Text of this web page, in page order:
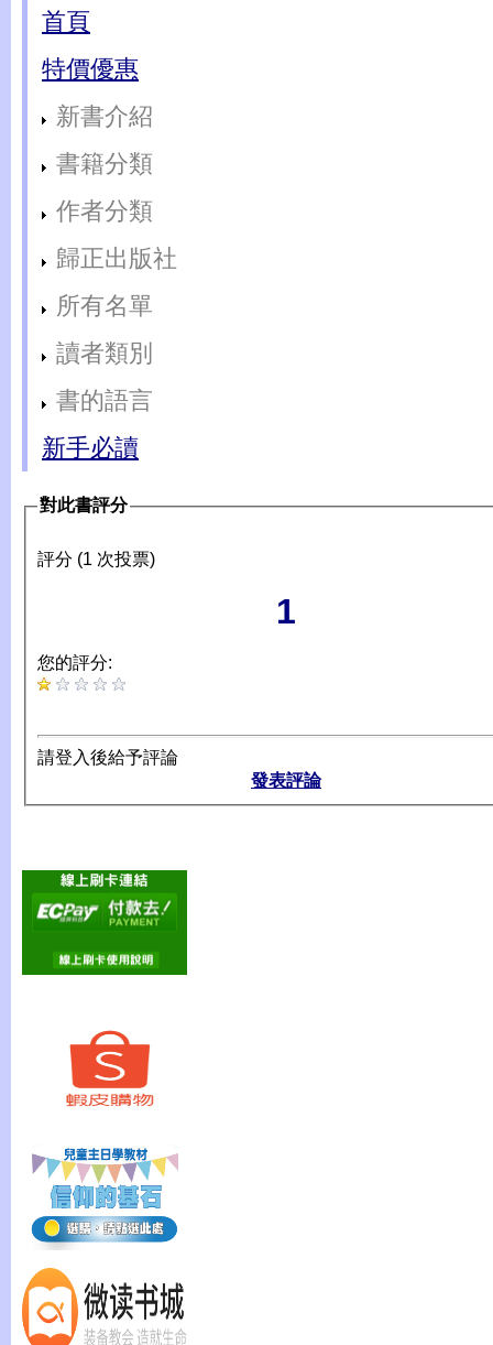
首頁
特價優惠
新書介紹
書籍分類
作者分類
歸正出版社
所有名單
讀者類別
書的語言
新手必讀
對此書評分
評分 (1 次投票)
1
您的評分:
請登入後給予評論
發表評論